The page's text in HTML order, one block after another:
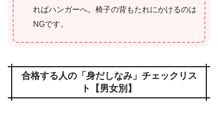
ればハンガーへ。椅子の背もたれにかけるのは
NGです。
合格する人の「身だしなみ」チェックリス
ト【男女別】